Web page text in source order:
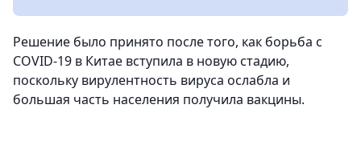
Решение было принято после того, как борьба с
COVID-19 в Китае вступила в новую стадию,
поскольку вирулентность вируса ослабла и
большая часть населения получила вакцины.